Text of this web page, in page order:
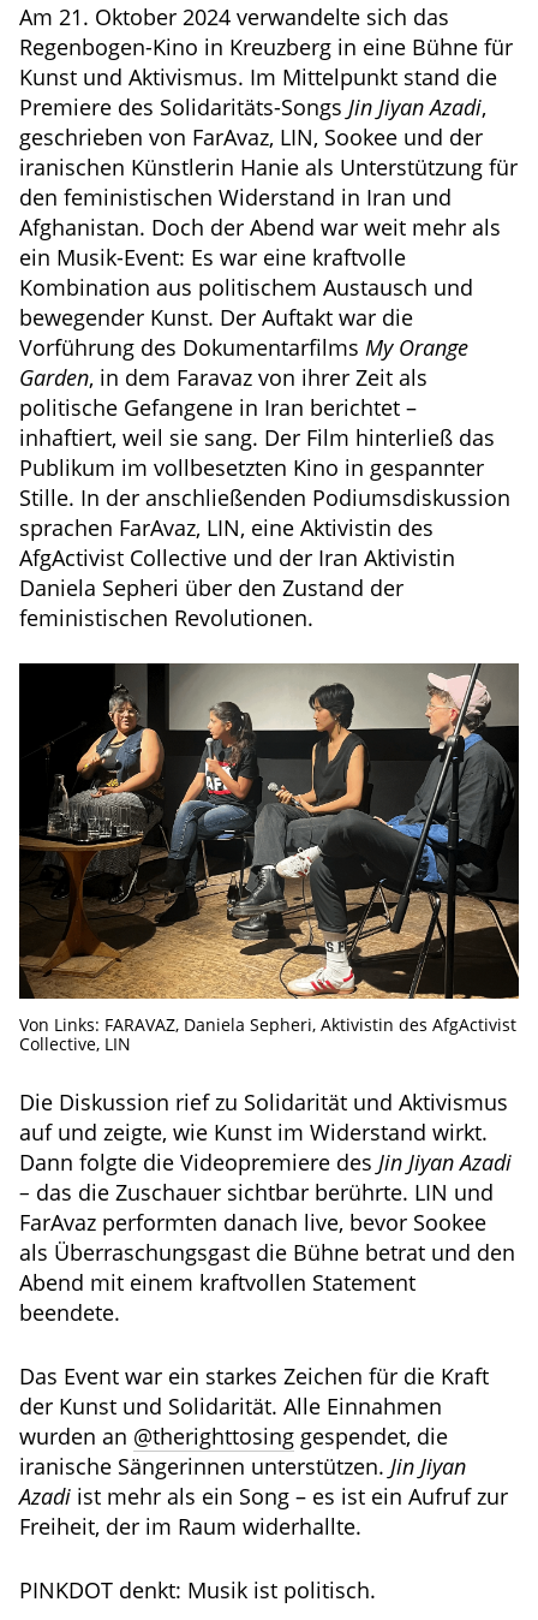
Am 21. Oktober 2024 verwandelte sich das
Regenbogen-Kino in Kreuzberg in eine Bühne für
Kunst und Aktivismus. Im Mittelpunkt stand die
Premiere des Solidaritäts-Songs Jin Jiyan Azadi,
geschrieben von FarAvaz, LIN, Sookee und der
iranischen Künstlerin Hanie als Unterstützung für
den feministischen Widerstand in Iran und
Afghanistan. Doch der Abend war weit mehr als
ein Musik-Event: Es war eine kraftvolle
Kombination aus politischem Austausch und
bewegender Kunst. Der Auftakt war die
Vorführung des Dokumentarfilms My Orange
Garden, in dem Faravaz von ihrer Zeit als
politische Gefangene in Iran berichtet –
inhaftiert, weil sie sang. Der Film hinterließ das
Publikum im vollbesetzten Kino in gespannter
Stille. In der anschließenden Podiumsdiskussion
sprachen FarAvaz, LIN, eine Aktivistin des
AfgActivist Collective und der Iran Aktivistin
Daniela Sepheri über den Zustand der
feministischen Revolutionen.
Von Links: FARAVAZ, Daniela Sepheri, Aktivistin des AfgActivist
Collective, LIN
Die Diskussion rief zu Solidarität und Aktivismus
auf und zeigte, wie Kunst im Widerstand wirkt.
Dann folgte die Videopremiere des Jin Jiyan Azadi
– das die Zuschauer sichtbar berührte. LIN und
FarAvaz performten danach live, bevor Sookee
als Überraschungsgast die Bühne betrat und den
Abend mit einem kraftvollen Statement
beendete.
Das Event war ein starkes Zeichen für die Kraft
der Kunst und Solidarität. Alle Einnahmen
wurden an @therighttosing gespendet, die
iranische Sängerinnen unterstützen. Jin Jiyan
Azadi ist mehr als ein Song – es ist ein Aufruf zur
Freiheit, der im Raum widerhallte.
PINKDOT denkt: Musik ist politisch.